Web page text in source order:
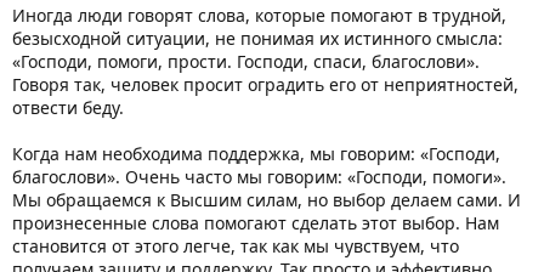
Иногда люди говорят слова, которые помогают в трудной,
безысходной ситуации, не понимая их истинного смысла:
«Господи, помоги, прости. Господи, спаси, благослови».
Говоря так, человек просит оградить его от неприятностей,
отвести беду.
Когда нам необходима поддержка, мы говорим: «Господи,
благослови». Очень часто мы говорим: «Господи, помоги».
Мы обращаемся к Высшим силам, но выбор делаем сами. И
произнесенные слова помогают сделать этот выбор. Нам
становится от этого легче, так как мы чувствуем, что